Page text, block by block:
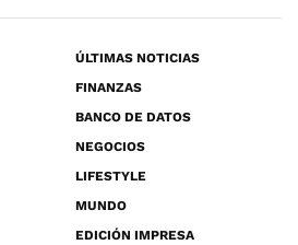
ÚLTIMAS NOTICIAS
FINANZAS
BANCO DE DATOS
NEGOCIOS
LIFESTYLE
MUNDO
EDICIÓN IMPRESA